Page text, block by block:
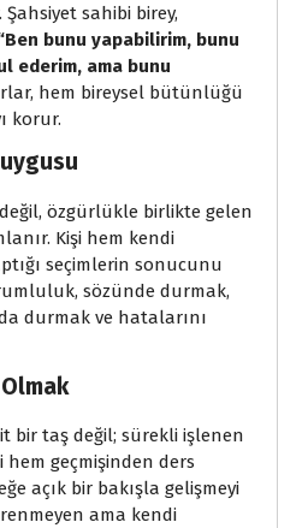
sahibi birey,
bunu yapabilirim, bunu
ederim, ama bunu
hem bireysel bütünlüğü
korur.
özgürlükle birlikte gelen
Kişi hem kendi
seçimlerin sonucunu
sözünde durmak,
durmak ve hatalarını
bir taş değil; sürekli işlenen
hem geçmişinden ders
açık bir bakışla gelişmeyi
ama kendi